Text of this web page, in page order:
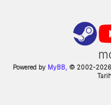
Powered by MyBB, © 2002-2026